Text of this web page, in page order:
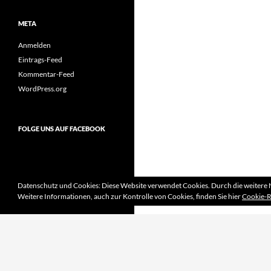
META
Anmelden
Eintrags-Feed
Kommentar-Feed
WordPress.org
FOLGE UNS AUF FACEBOOK
Datenschutz und Cookies: Diese Website verwendet Cookies. Durch die
Weitere Informationen, auch zur Kontrolle von Cookies, finden Sie hierCookie-